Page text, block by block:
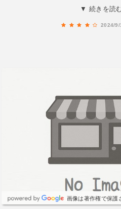
試されるホールが多く、戦略
▼ 続きを読
2024/9/
画像は著作権で保護